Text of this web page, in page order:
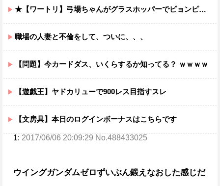
★【ワートリ】弓場ちゃんがグラスホッパーでピョンピョン飛んでるところ想像するとジワジワくるから使わんでくれ
職場の人妻と不倫をして、ついに、、、
【問題】今カードダス、いくらするか知ってる？ ｗｗｗｗ
【遊戯王】ヤドカリューで900レス目指すスレ
【文房具】本日のログインボーナスはこちらです
1: 2017/06/06 20:09:29 No.488433025
ウイングガンダムゼロずいぶん鍛えなおした感じだ